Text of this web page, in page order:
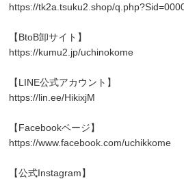
https://tk2a.tsuku2.shop/
【BtoB卸サイト】
https://kumu2.jp/uchinokome
【LINE公式アカウント】
https://lin.ee/HikixjM
【Facebookページ】
https://www.facebook.com/uchikkome
【公式Instagram】